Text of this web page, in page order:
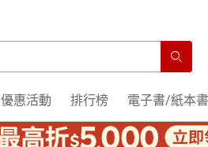
優惠活動 排行榜 電子書/紙本書